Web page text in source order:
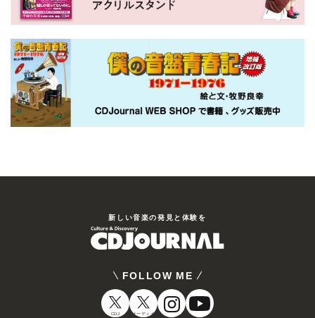
新しい⾳楽の発⾒と体験を
FOLLOW ME
CDJ オーディオ